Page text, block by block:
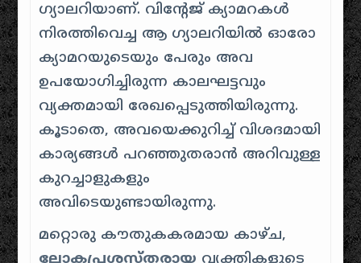
ഗ്യാലറിയാണ്. വിന്റേജ് ക്യാമറകൾ
നിരത്തിവെച്ച ആ ഗ്യാലറിയിൽ ഓരോ
ക്യാമറയുടെയും പേരും അവ
ഉപയോഗിച്ചിരുന്ന കാലഘട്ടവും
വ്യക്തമായി രേഖപ്പെടുത്തിയിരുന്നു.
കൂടാതെ, അവയെക്കുറിച്ച് വിശദമായി
കാര്യങ്ങൾ പറഞ്ഞുതരാൻ അറിവുള്ള
കുറച്ചാളുകളും
അവിടെയുണ്ടായിരുന്നു.
മറ്റൊരു കൗതുകകരമായ കാഴ്ച,